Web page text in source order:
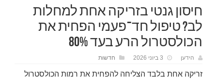
חיסון גנטי בזריקה אחת למחלות
לב? טיפול חד־פעמי הפחית את
הכולסטרול הרע בעד 80%
הידען 3 ביוני 2026 חדשות
זריקה אחת בלבד הצליחה להפחית את רמות הכולסטרול